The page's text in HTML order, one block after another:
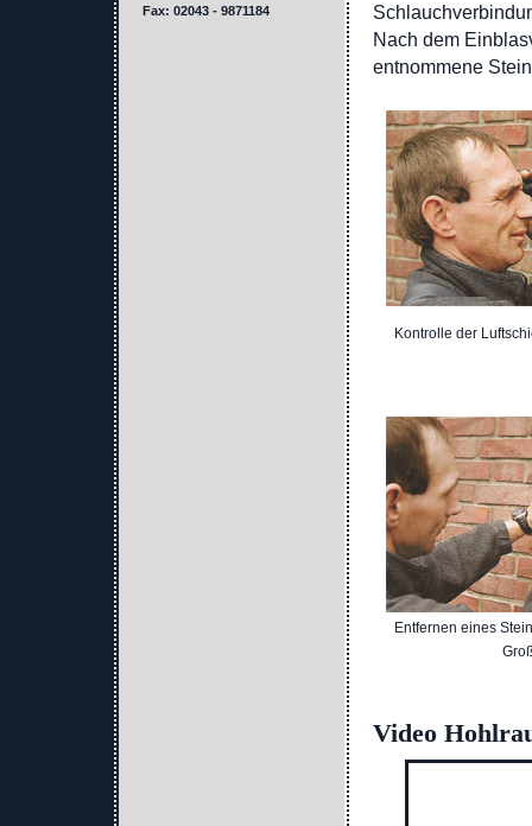
Fax: 02043 - 9871184
Nach dem
entnommene
Kontrolle der
Entfernen eines
Video